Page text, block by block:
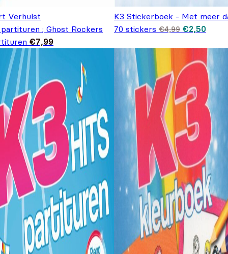
Verhulst
; Ghost Rockers
€7,99
K3 Stickerboek - Met meer
70 stickers €4,99 prijs was:
€2,50
prijs